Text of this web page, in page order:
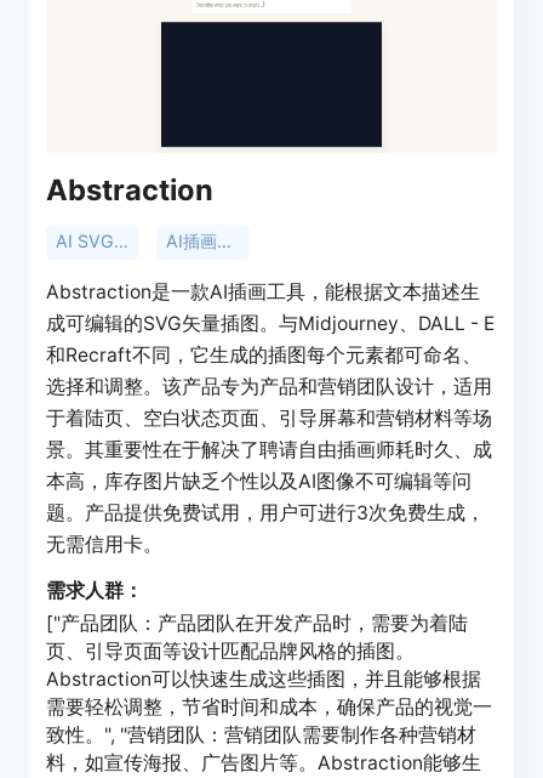
Abstraction
AI SVG生成器 AI插画工具
Abstraction是一款AI插画工具，能根据文本描述生
成可编辑的SVG矢量插图。与Midjourney、DALL - E
和Recraft不同，它生成的插图每个元素都可命名、
选择和调整。该产品专为产品和营销团队设计，适用
于着陆页、空白状态页面、引导屏幕和营销材料等场
景。其重要性在于解决了聘请自由插画师耗时久、成
本高，库存图片缺乏个性以及AI图像不可编辑等问
题。产品提供免费试用，用户可进行3次免费生成，
无需信用卡。
需求人群：
["产品团队：产品团队在开发产品时，需要为着陆
页、引导页面等设计匹配品牌风格的插图。
Abstraction可以快速生成这些插图，并且能够根据
需要轻松调整，节省时间和成本，确保产品的视觉一
致性。", "营销团队：营销团队需要制作各种营销材
料，如宣传海报、广告图片等。Abstraction能够生